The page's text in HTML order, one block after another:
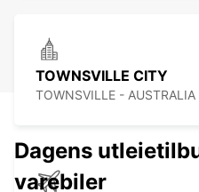
TOWNSVILLE CITY
TOWNSVILLE - AUSTRALIA
Dagens
varebiler